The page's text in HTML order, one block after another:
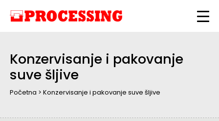
Konzervisanje i pakovanje
suve šljive
Početna > Konzervisanje i pakovanje suve šljive